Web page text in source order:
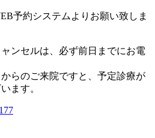
予約システムよりお願い致しま
ャンセルは、必ず前日までにお電
からのご来院ですと、予定診療が
ます。